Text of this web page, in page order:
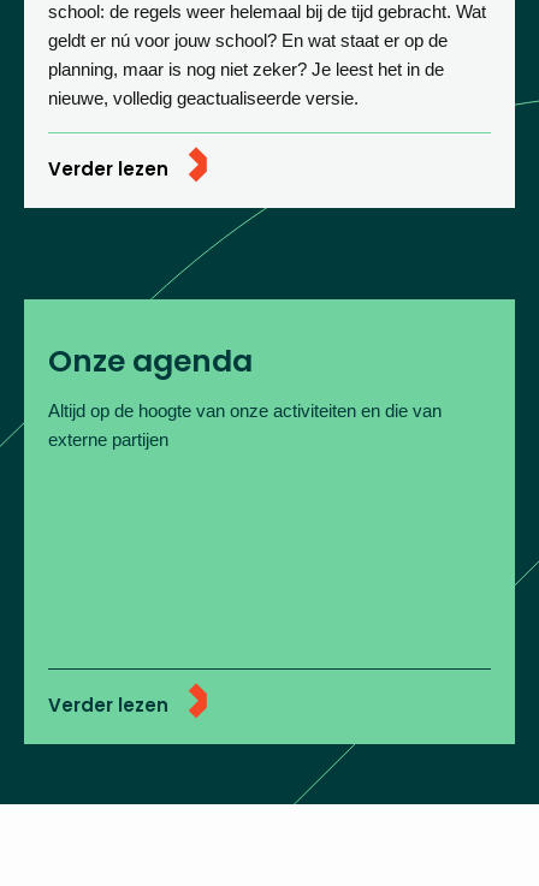
school: de regels weer helemaal bij de tijd gebracht. Wat
geldt er nú voor jouw school? En wat staat er op de
planning, maar is nog niet zeker? Je leest het in de
nieuwe, volledig geactualiseerde versie.
Verder lezen
Onze agenda
Altijd op de hoogte van onze activiteiten en die van
externe partijen
Verder lezen